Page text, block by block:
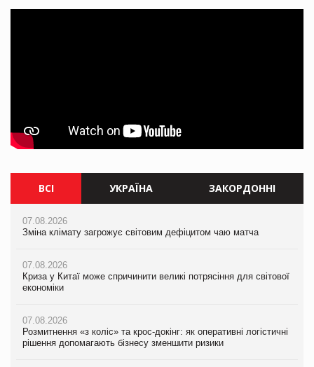
ВСІ УКРАЇНА ЗАКОРДОННІ
07.08.2026
Зміна клімату загрожує світовим дефіцитом чаю матча
07.08.2026
Криза у Китаї може спричинити великі потрясіння для світової
економіки
07.08.2026
Розмитнення «з коліс» та крос-докінг: як оперативні логістичні
рішення допомагають бізнесу зменшити ризики
07.08.2026
Зміна клімату загрожує світовим дефіцитом чаю матча
07.08.2026
Криза у Китаї може спричинити великі потрясіння для світової
економіки
07.08.2026
Розмитнення «з коліс» та крос-докінг: як оперативні логістичні
рішення допомагають бізнесу зменшити ризики
07.08.2026
Зміна клімату загрожує світовим дефіцитом чаю матча
07.08.2026
Криза у Китаї може спричинити великі потрясіння для світової
економіки
07.08.2026
Kraft Heinz скоротила збиток у першому півріччі